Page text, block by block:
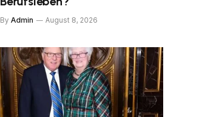
By Admin August 8, 2026